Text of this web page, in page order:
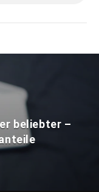
beliebter –